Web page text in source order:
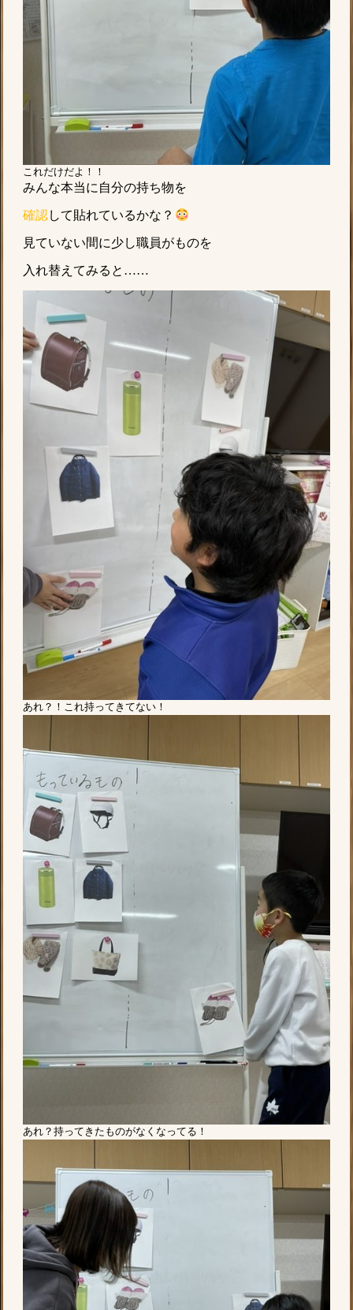
これだけだよ！！
みんな本当に自分の持ち物を
確認して貼れているかな？
見ていない間に少し職員がものを
入れ替えてみると……
あれ？！これ持ってきてない！
あれ？持ってきたものがなくなってる！